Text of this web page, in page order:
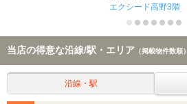
エクシード高野3階
当店の得意な沿線/駅・エリア （掲載物件数順）
沿線・駅